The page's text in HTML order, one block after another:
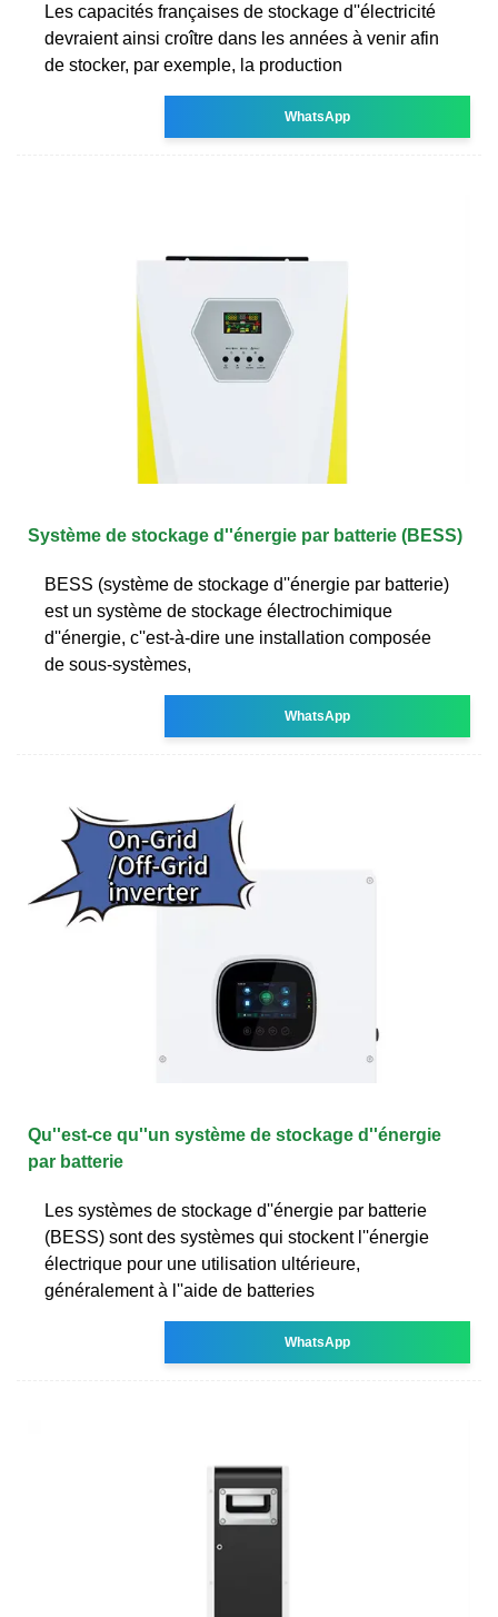
Les capacités françaises de stockage d''électricité
devraient ainsi croître dans les années à venir afin
de stocker, par exemple, la production
WhatsApp
Système de stockage d''énergie par batterie (BESS)
BESS (système de stockage d''énergie par batterie)
est un système de stockage électrochimique
d''énergie, c''est-à-dire une installation composée
de sous-systèmes,
WhatsApp
Qu''est-ce qu''un système de stockage d''énergie
par batterie
Les systèmes de stockage d''énergie par batterie
(BESS) sont des systèmes qui stockent l''énergie
électrique pour une utilisation ultérieure,
généralement à l''aide de batteries
WhatsApp